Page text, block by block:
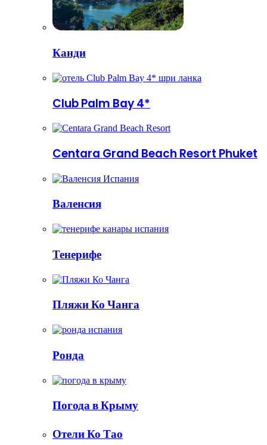
Канди
Club Palm Bay 4*
Centara Grand Beach Resort Phuket
Валенсия
Тенерифе
Пляжи Ко Чанга
Ронда
Погода в Крыму
Отели Ко Тао